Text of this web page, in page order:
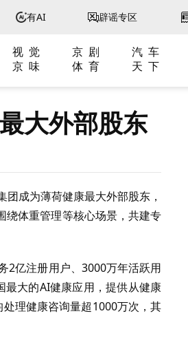
有AI 辟谣专区
视 觉 京 剧 汽 车
京 味 体 育 天 下
大外部股东
成为薄荷健康最大外部股东，
绕体重管理等核心场景，共建专
2亿注册用户、3000万年活跃用
最大的AI健康应用，提供从健康
理健康咨询量超1000万次，其